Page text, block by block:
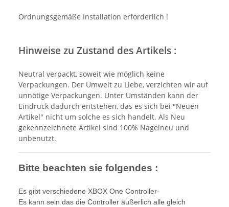
Ordnungsgemäße Installation erforderlich !
Hinweise zu Zustand des Artikels :
Neutral verpackt, soweit wie möglich keine
Verpackungen. Der Umwelt zu Liebe, verzichten wir auf
unnötige Verpackungen. Unter Umständen kann der
Eindruck dadurch entstehen, das es sich bei "Neuen
Artikel" nicht um solche es sich handelt. Als Neu
gekennzeichnete Artikel sind 100% Nagelneu und
unbenutzt.
Bitte beachten sie folgendes :
Es gibt verschiedene XBOX One Controller-
Es kann sein das die Controller äußerlich alle gleich